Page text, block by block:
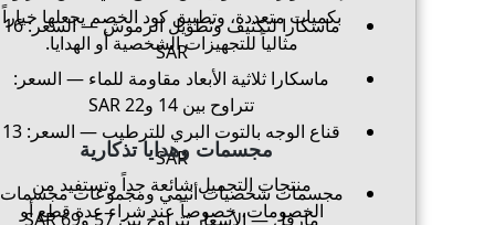
بكميات متعددة، وتطبيق كود الخصم يجعلها خياراً
مثالياً للتجهيزات الشخصية أو الهدايا.
ماسكارا لتكثيف وتطويل الرموش — السعر: 16
SAR
ماسكارا ثلاثية الأبعاد مقاومة للماء — السعر:
تتراوح بين 14 و22 SAR
قناع الوجه بالتوت البري للترطيب — السعر: 13
SAR
منتجات التجميل شائعة جداً وتستفيد من
الخصومات، خصوصاً عند شراء عدة قطع أو
مجسمات وهدايا تذكارية
مجسمات شخصيات أنيمي ومجموعات مجسمات
مارفل — الأسعار تتراوح بين 57 و69 SAR